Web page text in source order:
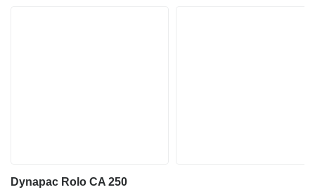
Dynapac Rolo CA 250